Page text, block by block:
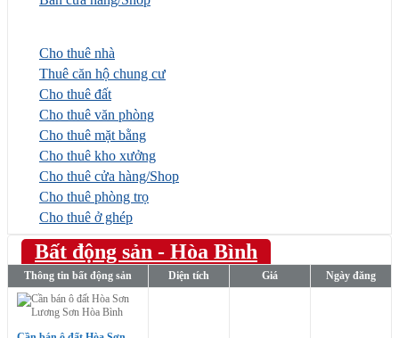
Nhà đất cho thuê
Cho thuê nhà
Thuê căn hộ chung cư
Cho thuê đất
Cho thuê văn phòng
Cho thuê mặt bằng
Cho thuê kho xưởng
Cho thuê cửa hàng/Shop
Cho thuê phòng trọ
Cho thuê ở ghép
Bất động sản - Hòa Bình
Thông tin bất động sản Diện tích Giá Ngày đăng